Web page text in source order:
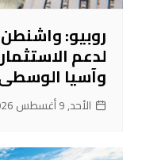
لدعم
وآسيا
الأحد, 9 أغسطس 2026, 4:54